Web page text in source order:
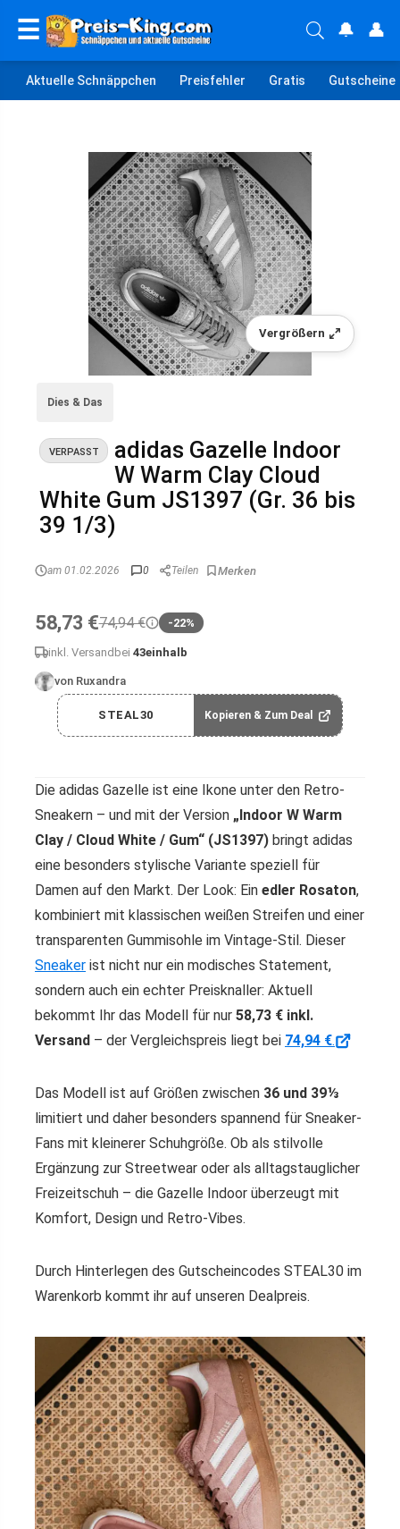
☰ 🔔 👤
Aktuelle Schnäppchen Preisfehler Gratis Gutscheine
Vergrößern
Dies & Das
VERPASST
adidas Gazelle Indoor
W Warm Clay Cloud
White Gum JS1397 (Gr. 36 bis
39 1/3)
am 01.02.2026 0 Teilen
58,73 €74,94 € -22%
inkl. Versand bei 43einhalb
von Ruxandra
STEAL30 Kopieren & Zum Deal
Die adidas Gazelle ist eine Ikone unter den Retro-
Sneakern – und mit der Version „Indoor W Warm
Clay / Cloud White / Gum“ (JS1397) bringt adidas
eine besonders stylische Variante speziell für
Damen auf den Markt. Der Look: Ein edler Rosaton,
kombiniert mit klassischen weißen Streifen und einer
transparenten Gummisohle im Vintage-Stil. Dieser
Sneaker ist nicht nur ein modisches Statement,
sondern auch ein echter Preisknaller: Aktuell
bekommt Ihr das Modell für nur 58,73 € inkl.
Versand – der Vergleichspreis liegt bei 74,94 €.
Das Modell ist auf Größen zwischen 36 und 39⅓
limitiert und daher besonders spannend für Sneaker-
Fans mit kleinerer Schuhgröße. Ob als stilvolle
Ergänzung zur Streetwear oder als alltagstauglicher
Freizeitschuh – die Gazelle Indoor überzeugt mit
Komfort, Design und Retro-Vibes.
Durch Hinterlegen des Gutscheincodes STEAL30 im
Warenkorb kommt ihr auf unseren Dealpreis.